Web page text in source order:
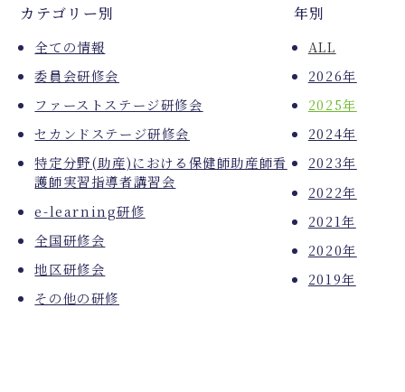
カテゴリー別
全ての情報
委員会研修会
ファーストステージ研修会
セカンドステージ研修会
特定分野(助産)における保健師助産師看
護師実習指導者講習会
e-learning研修
全国研修会
地区研修会
その他の研修
年別
ALL
2026年
2025年
2024年
2023年
2022年
2021年
2020年
2019年